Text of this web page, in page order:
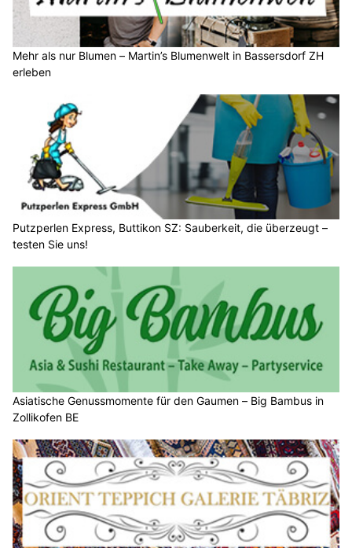
Mehr als nur Blumen – Martin’s Blumenwelt in Bassersdorf ZH
erleben
Putzperlen Express, Buttikon SZ: Sauberkeit, die überzeugt –
testen Sie uns!
Asiatische Genussmomente für den Gaumen – Big Bambus in
Zollikofen BE